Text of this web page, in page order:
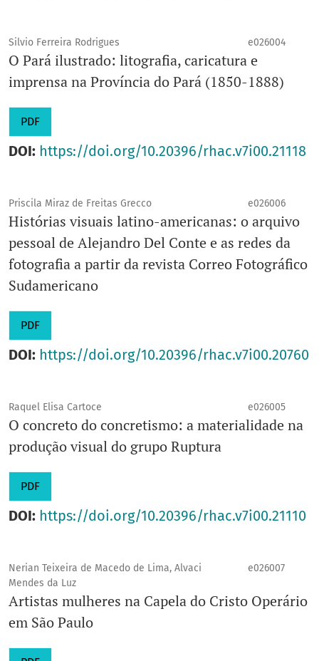
Prefixo DOI
: 10.20396
Silvio Ferreira Rodrigues e026004
O Pará ilustrado: litografia, caricatura e
imprensa na Província do Pará (1850-1888)
PDF
DOI: https://doi.org/10.20396/rhac.v7i00.21118
Priscila Miraz de Freitas Grecco e026006
Histórias visuais latino-americanas: o arquivo
pessoal de Alejandro Del Conte e as redes da
fotografia a partir da revista Correo Fotográfico
Sudamericano
PDF
DOI: https://doi.org/10.20396/rhac.v7i00.20760
Raquel Elisa Cartoce e026005
O concreto do concretismo: a materialidade na
produção visual do grupo Ruptura
PDF
DOI: https://doi.org/10.20396/rhac.v7i00.21110
Nerian Teixeira de Macedo de Lima, Alvaci
Mendes da Luz
e026007
Artistas mulheres na Capela do Cristo Operário
em São Paulo